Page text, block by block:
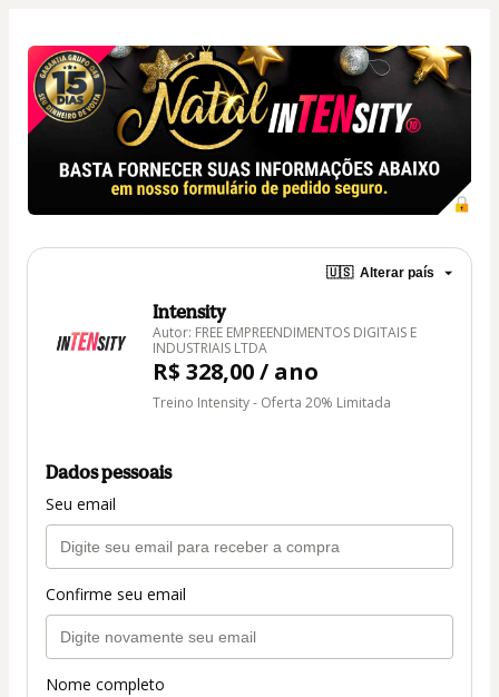
🇺🇸 Alterar país
Intensity
Autor: FREE EMPREENDIMENTOS DIGITAIS E
INDUSTRIAIS LTDA
R$ 328,00 / ano
Treino Intensity - Oferta 20% Limitada
Dados pessoais
Seu email
Confirme seu email
Nome completo